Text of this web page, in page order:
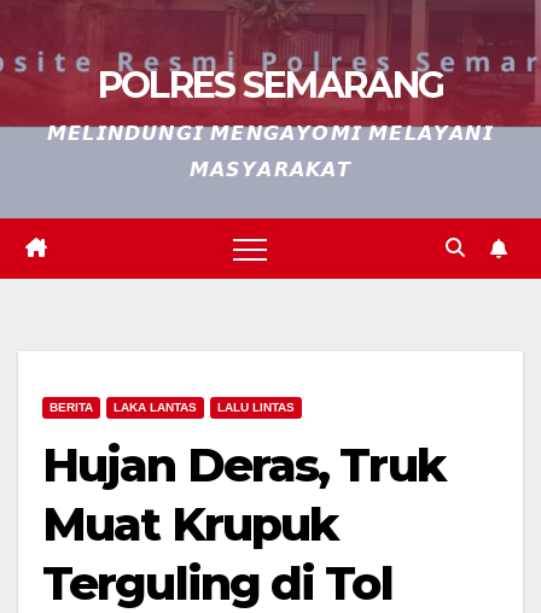
POLRES SEMARANG
𝙈𝙀𝙇𝙄𝙉𝘿𝙐𝙉𝙂𝙄 𝙈𝙀𝙉𝙂𝘼𝙔𝙊𝙈𝙄 𝙈𝙀𝙇𝘼𝙔𝘼𝙉𝙄
𝙈𝘼𝙎𝙔𝘼𝙍𝘼𝙆𝘼𝙏
BERITA LAKA LANTAS LALU LINTAS
Hujan Deras, Truk
Muat Krupuk
Terguling di Tol